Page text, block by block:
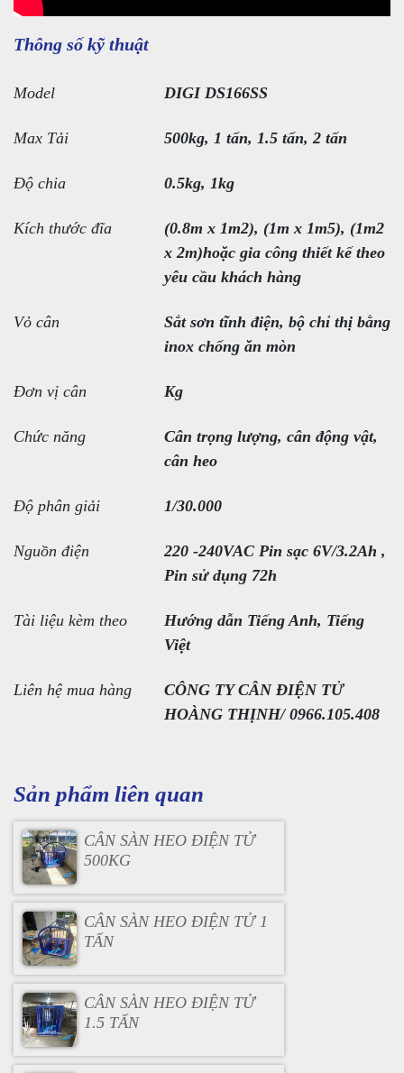
Thông số kỹ thuật
Model DIGI DS166SS
Max Tải 500kg, 1 tấn, 1.5 tấn, 2 tấn
Độ chia 0.5kg, 1kg
Kích thước đĩa
(0.8m x 1m2), (1m x 1m5), (1m2
x 2m)hoặc gia công thiết kế theo
yêu cầu khách hàng
Vỏ cân
Sắt sơn tĩnh điện, bộ chỉ thị bằng
inox chống ăn mòn
Đơn vị cân Kg
Chức năng
Cân trọng lượng, cân động vật,
cân heo
Độ phân giải 1/30.000
Nguồn điện
220 -240VAC Pin sạc 6V/3.2Ah ,
Pin sử dụng 72h
Tài liệu kèm theo
Hướng dẫn Tiếng Anh, Tiếng
Việt
Liên hệ mua hàng
CÔNG TY CÂN ĐIỆN TỬ
HOÀNG THỊNH/ 0966.105.408
Sản phẩm liên quan
CÂN SÀN HEO ĐIỆN TỬ
500KG
CÂN SÀN HEO ĐIỆN TỬ 1
TẤN
CÂN SÀN HEO ĐIỆN TỬ
1.5 TẤN